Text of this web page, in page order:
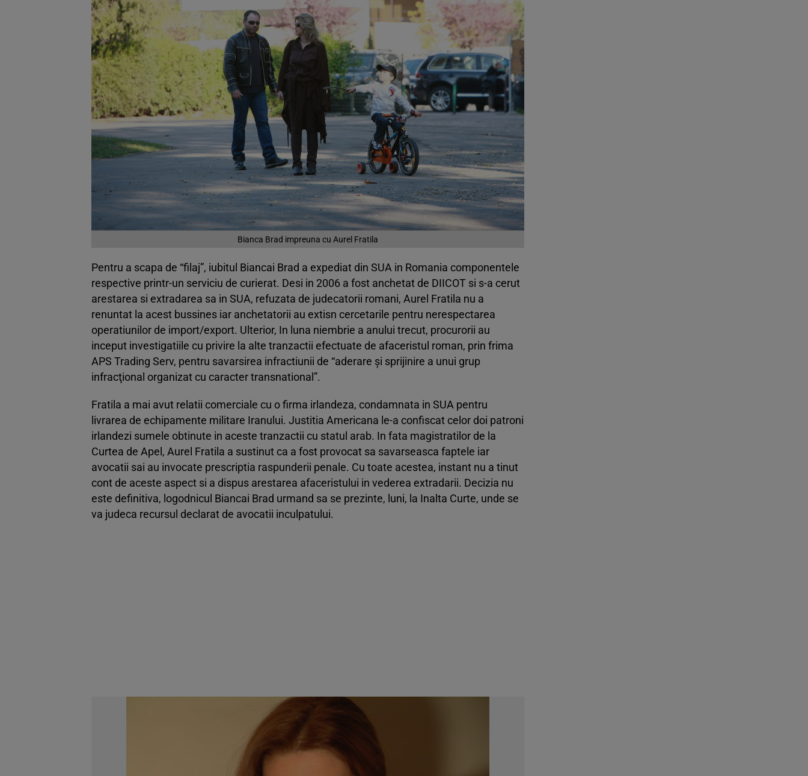
Bianca Brad impreuna cu Aurel Fratila
Pentru a scapa de “filaj”, iubitul Biancai Brad a expediat din SUA in Romania componentele
respective printr-un serviciu de curierat. Desi in 2006 a fost anchetat de DIICOT si s-a cerut
arestarea si extradarea sa in SUA, refuzata de judecatorii romani, Aurel Fratila nu a
renuntat la acest bussines iar anchetatorii au extisn cercetarile pentru nerespectarea
operatiunilor de import/export. Ulterior, In luna niembrie a anului trecut, procurorii au
inceput investigatiile cu privire la alte tranzactii efectuate de afaceristul roman, prin frima
APS Trading Serv, pentru savarsirea infractiunii de “aderare şi sprijinire a unui grup
infracţional organizat cu caracter transnational”.
Fratila a mai avut relatii comerciale cu o firma irlandeza, condamnata in SUA pentru
livrarea de echipamente militare Iranului. Justitia Americana le-a confiscat celor doi patroni
irlandezi sumele obtinute in aceste tranzactii cu statul arab. In fata magistratilor de la
Curtea de Apel, Aurel Fratila a sustinut ca a fost provocat sa savarseasca faptele iar
avocatii sai au invocate prescriptia raspunderii penale. Cu toate acestea, instant nu a tinut
cont de aceste aspect si a dispus arestarea afaceristului in vederea extradarii. Decizia nu
este definitiva, logodnicul Biancai Brad urmand sa se prezinte, luni, la Inalta Curte, unde se
va judeca recursul declarat de avocatii inculpatului.